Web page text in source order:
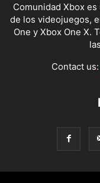
Comunidad Xbox
de los videojuegos,
One y Xbox One X.
Contact us: